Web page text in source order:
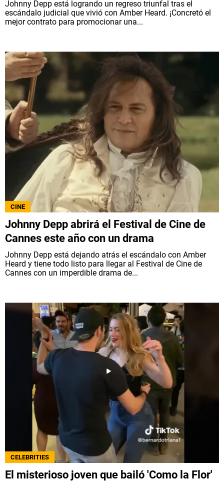
Johnny Depp está logrando un regreso triunfal tras el
escándalo judicial que vivió con Amber Heard. ¡Concretó el
mejor contrato para promocionar una...
CINE
Johnny Depp abrirá el Festival de Cine de
Cannes este año con un drama
Johnny Depp está dejando atrás el escándalo con Amber
Heard y tiene todo listo para llegar al Festival de Cine de
Cannes con un imperdible drama de...
CELEBRITIES
El misterioso joven que bailó 'Como la Flor'